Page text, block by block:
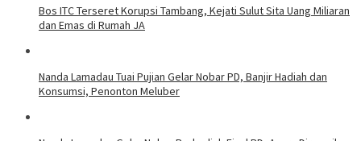
Bos ITC Terseret Korupsi Tambang, Kejati Sulut Sita Uang Miliaran
dan Emas di Rumah JA
Nanda Lamadau Tuai Pujian Gelar Nobar PD, Banjir Hadiah dan
Konsumsi, Penonton Meluber